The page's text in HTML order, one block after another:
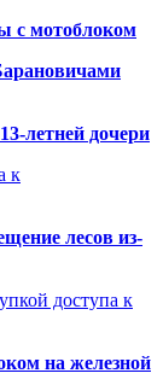
с мотоблоком
летней дочери
к
лесов из-
доступа к
на железной